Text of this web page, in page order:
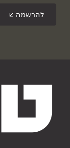
להרשמה